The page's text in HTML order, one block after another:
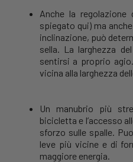
Anche la
spiegato qui) ma
inclinazione, può
sella. La larghezza
sentirsi a proprio
vicina alla larghezza
Un manubrio più
bicicletta e l’accesso
sforzo sulle spalle.
leve più vicine e di
maggiore energia.